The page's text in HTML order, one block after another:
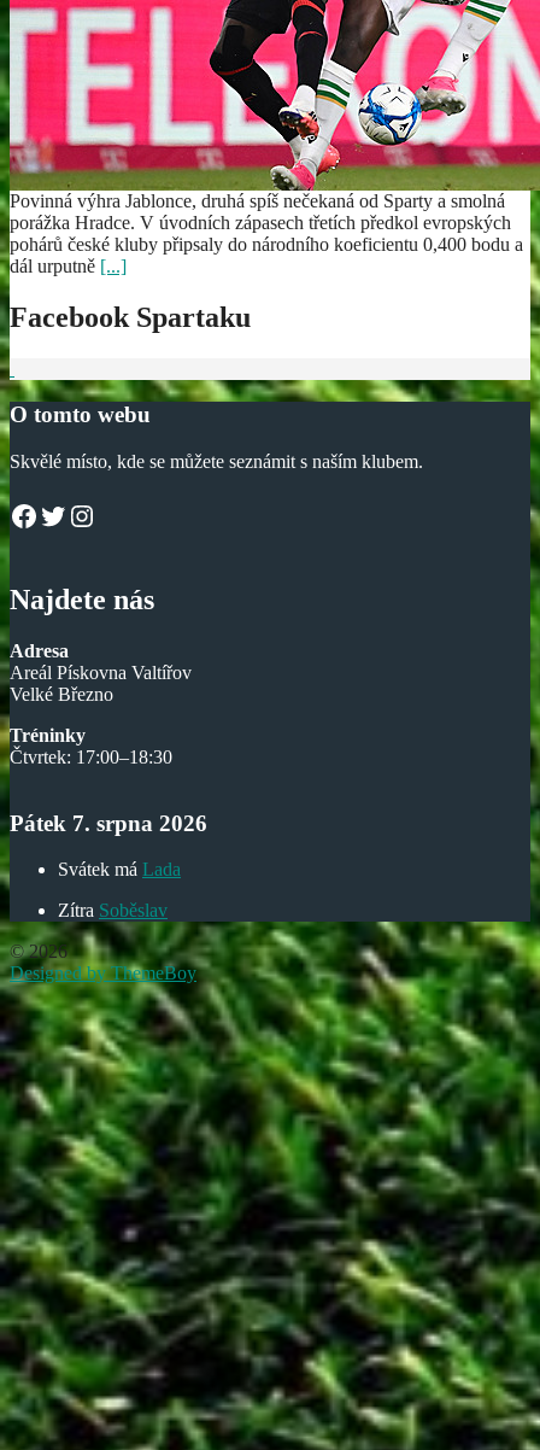
Povinná výhra Jablonce, druhá spíš nečekaná od Sparty a smolná
porážka Hradce. V úvodních zápasech třetích předkol evropských
pohárů české kluby připsaly do národního koeficientu 0,400 bodu a
dál urputně [...]
Facebook Spartaku
O tomto webu
Skvělé místo, kde se můžete seznámit s naším klubem.
Facebook
Twitter
Instagram
Najdete nás
Adresa
Areál Pískovna Valtířov
Velké Březno
Tréninky
Čtvrtek: 17:00–18:30
Pátek 7. srpna 2026
Svátek má Lada
Zítra Soběslav
© 2026
Designed by ThemeBoy